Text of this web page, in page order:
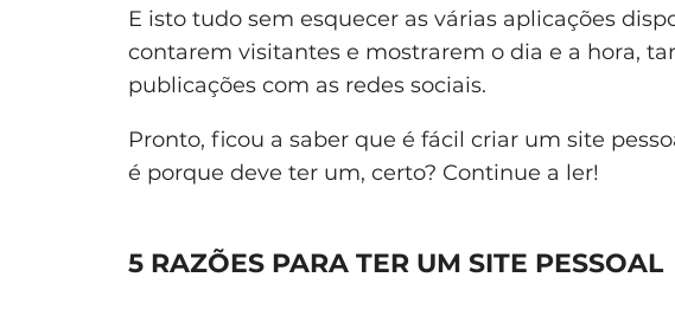
E isto tudo sem esquecer as várias aplicações
contarem visitantes e mostrarem o dia e a hora,
publicações com as redes sociais.
Pronto, ficou a saber que é fácil criar um site
é porque deve ter um, certo? Continue a ler!
5 RAZÕES PARA TER UM SITE PESSOAL